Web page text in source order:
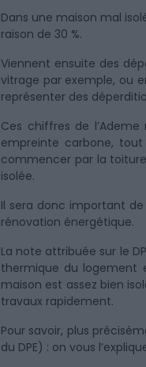
Dans une maison mal
raison de 30 %.
Viennent ensuite des
vitrage par exemple, ou
représenter des
Ces chiffres de
empreinte carbone,
commencer par la
isolée.
Il sera donc important
rénovation énergétique.
La note attribuée sur le
thermique du logement
maison est assez bien
travaux rapidement.
Pour savoir, plus
du DPE) : on vous